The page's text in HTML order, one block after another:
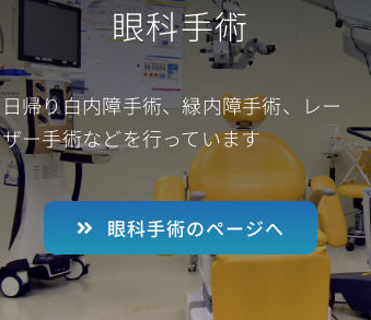
眼科手術
日帰り白内障手術、緑内障手術、レー
ザー手術などを行っています
眼科手術のページへ